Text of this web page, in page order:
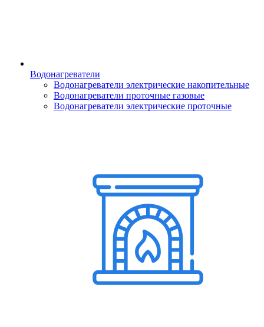
Водонагреватели
Водонагреватели электрические накопительные
Водонагреватели проточные газовые
Водонагреватели электрические проточные